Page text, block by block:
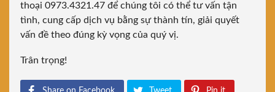
thoại 0973.4321.47 để chúng tôi có thể tư vấn tận
tình, cung cấp dịch vụ bằng sự thành tín, giải quyết
vấn đề theo đúng kỳ vọng của quý vị.
Trân trọng!